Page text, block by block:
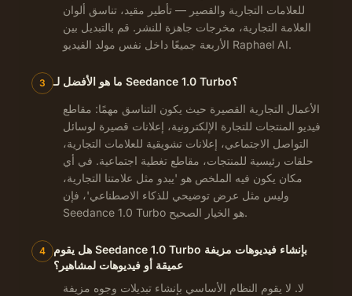
للعلامات التجارية والقصير — تأطير مقيد، تناسق ألوان
العلامة التجارية، مخرجات جاهزة للنشر. قم بالتبديل بين
الأربعة جميعًا داخل نفس مولد الفيديو Raphael AI.
3 ما هو الأفضل لـ Seedance 1.0 Turbo؟
الأعمال التجارية القصيرة حيث يكون التناسق مهمًا: مقاطع
فيديو المنتجات للتجارة الإلكترونية، إعلانات قصيرة لوسائل
التواصل الاجتماعي، إعلانات تشويقية للعلامات التجارية،
حلقات رئيسية للمنتجات، مقاطع تغطية اجتماعية. في أي
مكان يكون فيه الملخص هو 'يبدو مثل علامتنا التجارية،
وليس مثل عرض توضيحي للذكاء الاصطناعي'، فإن
Seedance 1.0 Turbo هو الخيار الصحيح.
4
هل يقوم Seedance 1.0 Turbo بإنشاء فيديوهات مزيفة
عميقة أو فيديوهات لمشاهير؟
لا. لا يقوم النظام الأساسي بإنشاء تبديلات وجوه مزيفة